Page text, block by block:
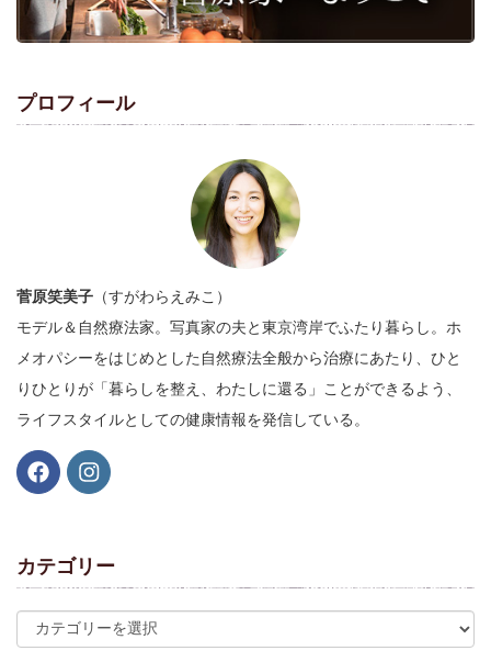
プロフィール
菅原笑美子 （すがわらえみこ）
モデル＆自然療法家。写真家の夫と東京湾岸でふたり暮らし。ホ
メオパシーをはじめとした自然療法全般から治療にあたり、ひと
りひとりが「暮らしを整え、わたしに還る」ことができるよう、
ライフスタイルとしての健康情報を発信している。
カテゴリー